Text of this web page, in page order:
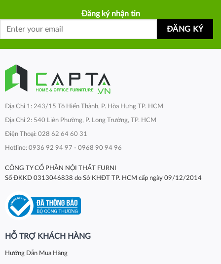
Đăng ký nhận tin
Địa Chỉ 1: 243/15 Tô Hiến Thành, P. Hòa Hưng TP. HCM
Địa Chỉ 2: 540 Liên Phường, P. Long Trường, TP. HCM
Điện Thoại: 028 62 64 60 31
Hotline: 0936 92 94 97 - 0968 90 94 96
CÔNG TY CỔ PHẦN NỘI THẤT FURNI
Số ĐKKD 0313046838 do Sở KHĐT TP. HCM cấp ngày 09/12/2014
HỖ TRỢ KHÁCH HÀNG
Hướng Dẫn Mua Hàng